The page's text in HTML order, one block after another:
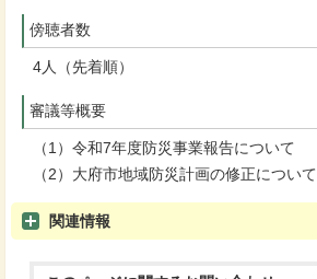
傍聴者数
4人（先着順）
審議等概要
（1）令和7年度防災事業報告について
（2）大府市地域防災計画の修正について
関連情報